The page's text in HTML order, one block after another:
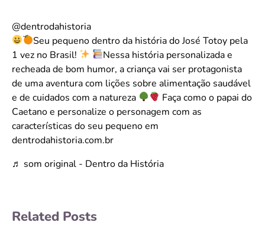
@dentrodahistoria
Seu pequeno dentro da história do José Totoy pela
1 vez no Brasil!
Nessa história personalizada e
recheada de bom humor, a criança vai ser protagonista
de uma aventura com lições sobre alimentação saudável
e de cuidados com a natureza
Faça como o papai do
Caetano e personalize o personagem com as
características do seu pequeno em
dentrodahistoria.com.br
♬ som original - Dentro da História
Related Posts